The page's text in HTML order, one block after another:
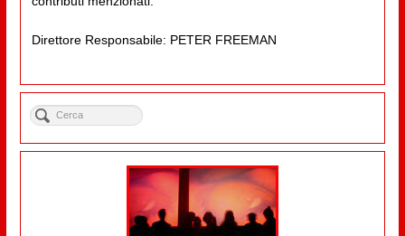
Direttore Responsabile: PETER FREEMAN